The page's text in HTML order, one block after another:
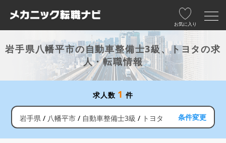
お気に入り
岩手県八幡平市の自動車整備士3級、トヨタの求
人・転職情報
求人数 1 件
岩手県 八幡平市 自動車整備士3級 トヨタ 条件変更